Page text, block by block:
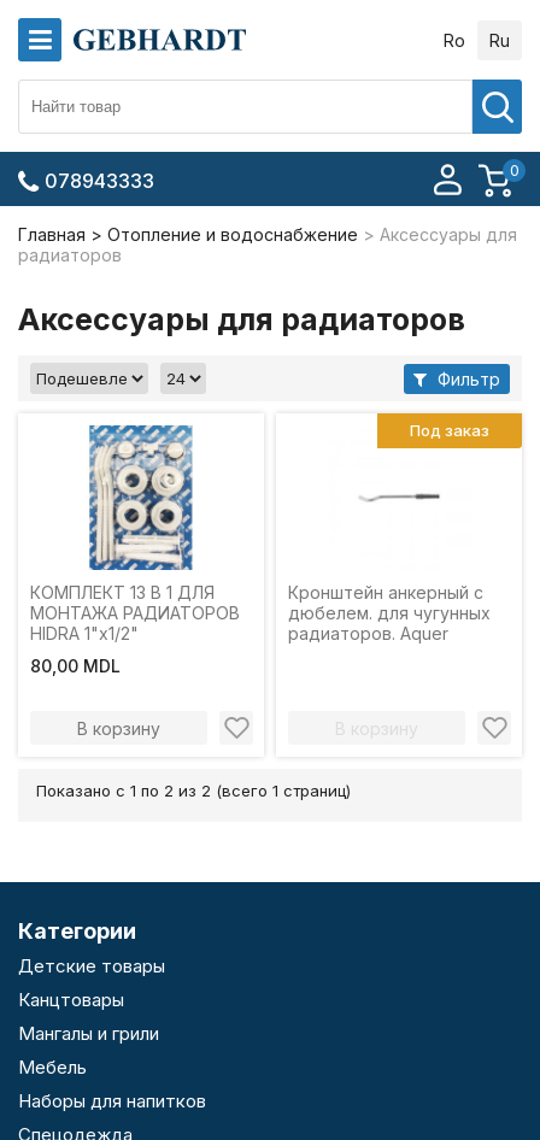
Ro Ru
0
078943333
Главная Отопление и водоснабжение
Аксессуары для
радиаторов
Аксессуары для радиаторов
Фильтр
КОМПЛЕКТ 13 В 1 ДЛЯ
МОНТАЖА РАДИАТОРОВ
HIDRA 1"x1/2"
80,00 MDL
В корзину
Кронштейн анкерный с
дюбелем. для чугунных
радиаторов. Aquer
В корзину
Под заказ
Показано с 1 по 2 из 2 (всего 1 страниц)
Категории
Детские товары
Канцтовары
Мангалы и грили
Мебель
Наборы для напитков
Спецодежда